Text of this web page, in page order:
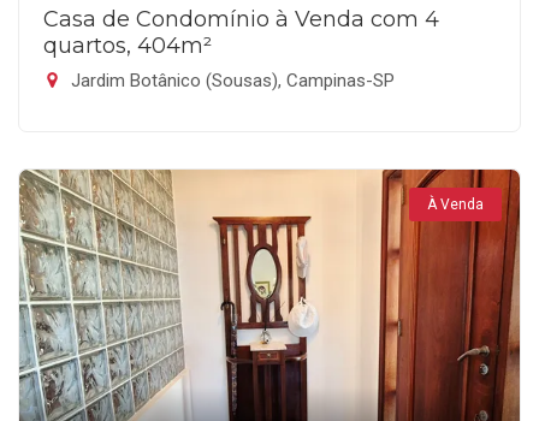
Casa de Condomínio à Venda com 4
quartos, 404m²
Jardim Botânico (Sousas), Campinas-SP
À Venda